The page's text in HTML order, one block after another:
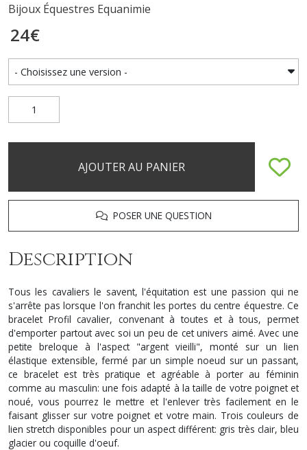
Bijoux Équestres Equanimie
24€
AJOUTER AU PANIER
POSER UNE QUESTION
Description
Tous les cavaliers le savent, l'équitation est une passion qui ne
s'arrête pas lorsque l'on franchit les portes du centre équestre. Ce
bracelet Profil cavalier, convenant à toutes et à tous, permet
d'emporter partout avec soi un peu de cet univers aimé. Avec une
petite breloque à l'aspect "argent vieilli", monté sur un lien
élastique extensible, fermé par un simple noeud sur un passant,
ce bracelet est très pratique et agréable à porter au féminin
comme au masculin: une fois adapté à la taille de votre poignet et
noué, vous pourrez le mettre et l'enlever très facilement en le
faisant glisser sur votre poignet et votre main. Trois couleurs de
lien stretch disponibles pour un aspect différent: gris très clair, bleu
glacier ou coquille d'oeuf.